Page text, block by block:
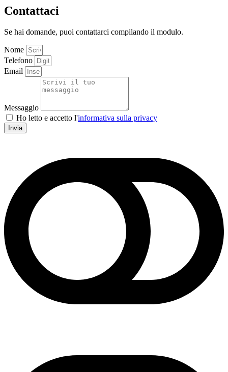
Contattaci
Se hai domande, puoi contattarci compilando il modulo.
Nome
Telefono
Email
Messaggio
Ho letto e accetto l'informativa sulla privacy
Invia